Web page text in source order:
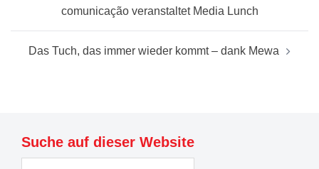
comunicação veranstaltet Media Lunch
Das Tuch, das immer wieder kommt – dank Mewa
Suche auf dieser Website